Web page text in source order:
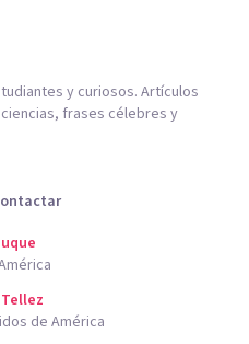
y curiosos. Artículos
frases célebres y
de América